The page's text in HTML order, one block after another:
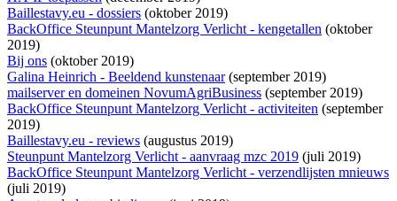
Baillestavy.eu - dossiers (oktober 2019)
BackOffice Steunpunt Mantelzorg Verlicht - kengetallen (oktober
2019)
Bij ons (oktober 2019)
Galina Heinrich - Beeldend kunstenaar(september 2019)
mailserver en domeinen NovumAgriBusiness (september 2019)
BackOffice Steunpunt Mantelzorg Verlicht - activiteiten (september
2019)
Baillestavy.eu - reviews (augustus 2019)
Steunpunt Mantelzorg Verlicht - aanvraag mzc 2019 (juli 2019)
BackOffice Steunpunt Mantelzorg Verlicht - verzendlijsten mnieuws
(juli 2019)